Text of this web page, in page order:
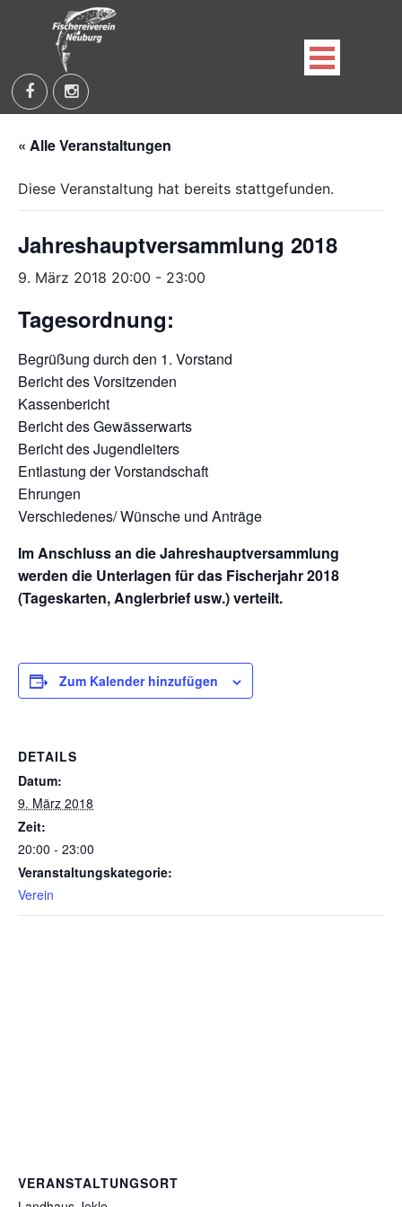
Fischereiverein Neuburg an der Kammel e.V.
« Alle Veranstaltungen
Diese Veranstaltung hat bereits stattgefunden.
Jahreshauptversammlung 2018
9. März 2018 20:00 - 23:00
Tagesordnung:
Begrüßung durch den 1. Vorstand
Bericht des Vorsitzenden
Kassenbericht
Bericht des Gewässerwarts
Bericht des Jugendleiters
Entlastung der Vorstandschaft
Ehrungen
Verschiedenes/ Wünsche und Anträge
Im Anschluss an die Jahreshauptversammlung
werden die Unterlagen für das Fischerjahr 2018
(Tageskarten, Anglerbrief usw.) verteilt.
Zum Kalender hinzufügen
DETAILS
Datum:
9. März 2018
Zeit:
20:00 - 23:00
Veranstaltungskategorie:
Verein
VERANSTALTUNGSORT